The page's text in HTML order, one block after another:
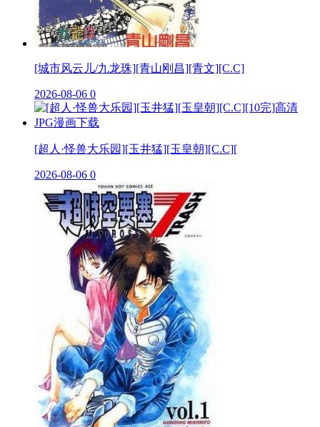
[城市风云儿/九龙珠][青山刚昌][青文][C.C]
2026-08-06 0
[超人·怪兽大乐园][玉井猛][玉皇朝][C.C][
2026-08-06 0